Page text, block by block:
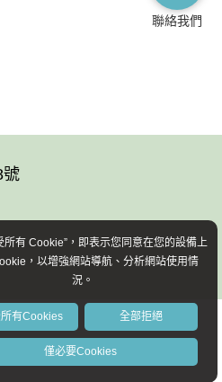
號
聯絡我們
所有 Cookie”，即表示您同意在您的設備上
，以增強網站導航、分析網站使用情
況。
有Cookies 全部拒絕
僅必要Cookies